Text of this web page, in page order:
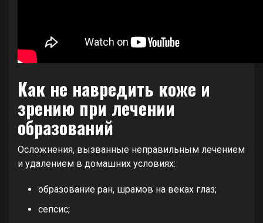
Как не навредить коже и
зрению при лечении
образований
Осложнения, вызванные неправильным лечением
и удалением в домашних условиях:
образование ран, шрамов на веках глаз;
сепсис;